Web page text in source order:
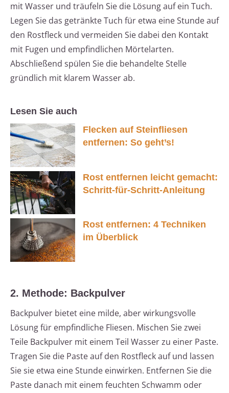
mit Wasser und träufeln Sie die Lösung auf ein Tuch.
Legen Sie das getränkte Tuch für etwa eine Stunde auf
den Rostfleck und vermeiden Sie dabei den Kontakt
mit Fugen und empfindlichen Mörtelarten.
Abschließend spülen Sie die behandelte Stelle
gründlich mit klarem Wasser ab.
Lesen Sie auch
Flecken auf Steinfliesen
entfernen: So geht’s!
Rost entfernen leicht gemacht:
Schritt-für-Schritt-Anleitung
Rost entfernen: 4 Techniken
im Überblick
2. Methode: Backpulver
Backpulver bietet eine milde, aber wirkungsvolle
Lösung für empfindliche Fliesen. Mischen Sie zwei
Teile Backpulver mit einem Teil Wasser zu einer Paste.
Tragen Sie die Paste auf den Rostfleck auf und lassen
Sie sie etwa eine Stunde einwirken. Entfernen Sie die
Paste danach mit einem feuchten Schwamm oder